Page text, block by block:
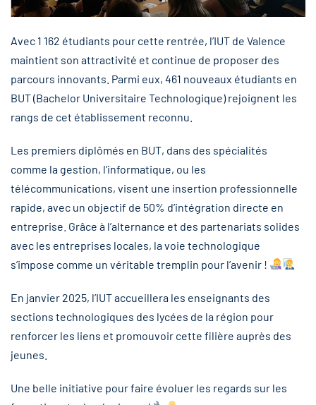
Avec 1 162 étudiants pour cette rentrée, l’IUT de Valence
maintient son attractivité et continue de proposer des
parcours innovants. Parmi eux, 461 nouveaux étudiants en
BUT (Bachelor Universitaire Technologique) rejoignent les
rangs de cet établissement reconnu.
Les premiers diplômés en BUT, dans des spécialités
comme la gestion, l’informatique, ou les
télécommunications, visent une insertion professionnelle
rapide, avec un objectif de 50% d’intégration directe en
entreprise. Grâce à l’alternance et des partenariats solides
avec les entreprises locales, la voie technologique
s’impose comme un véritable tremplin pour l’avenir !
En janvier 2025, l’IUT accueillera les enseignants des
sections technologiques des lycées de la région pour
renforcer les liens et promouvoir cette filière auprès des
jeunes.
Une belle initiative pour faire évoluer les regards sur les